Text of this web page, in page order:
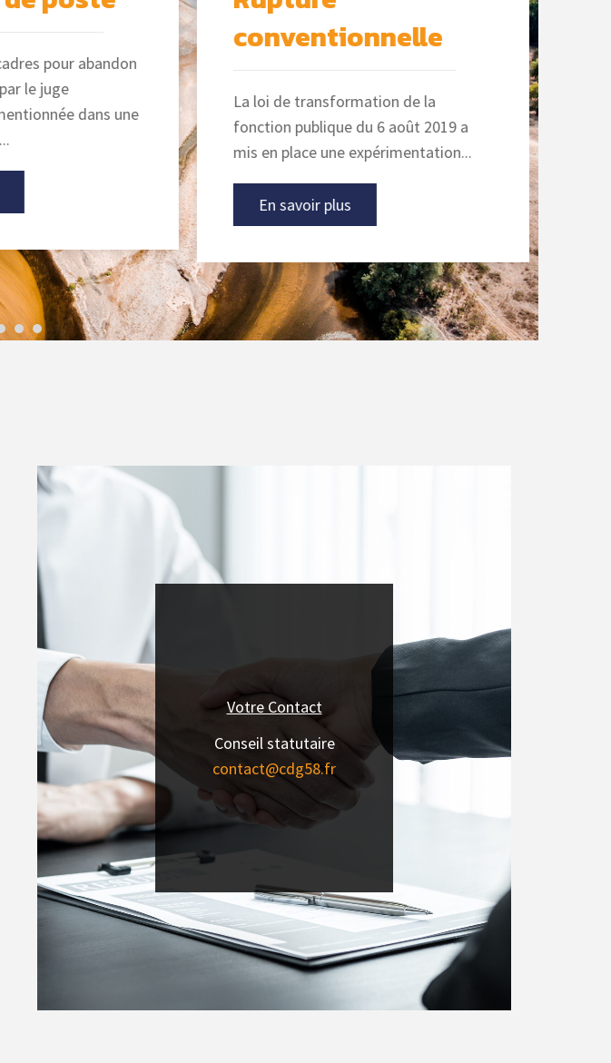
pour abandon
le juge
dans une
conventionnelle
La loi de transformation de la
fonction publique du 6 août 2019 a
mis en place une expérimentation...
En savoir plus
Votre Contact
Conseil statutaire
contact@cdg58.fr